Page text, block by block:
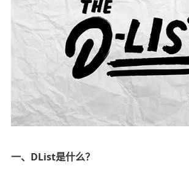
一、DList是什么？